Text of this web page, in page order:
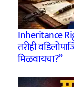
Inheritance
तरीही
मिळवायचा?”